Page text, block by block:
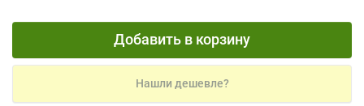
Добавить в корзину
Нашли дешевле?